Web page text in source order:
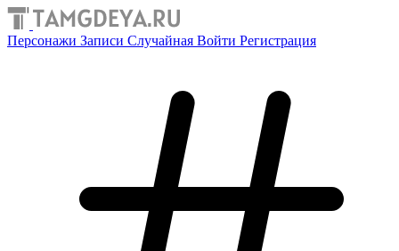
Персонажи Записи Случайная Войти Регистрация